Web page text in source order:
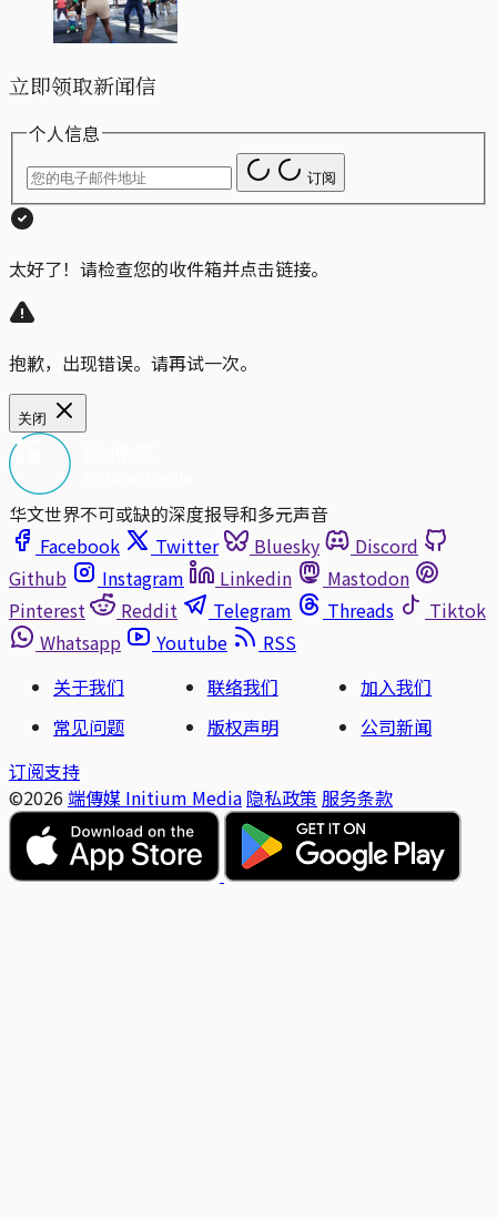
立即领取新闻信
个人信息
订阅
太好了！请检查您的收件箱并点击链接。
抱歉，出现错误。请再试一次。
关闭
华文世界不可或缺的深度报导和多元声音
Facebook
Twitter Bluesky
Discord
Github
Instagram Linkedin
Mastodon
Pinterest
Reddit Telegram Threads
Tiktok
Whatsapp
Youtube
RSS
关于我们
联络我们
加入我们
常见问题
版权声明
公司新闻
订阅支持
©2026 端傳媒 Initium Media 隐私政策 服务条款